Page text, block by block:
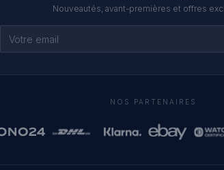
Nouveautés, avant-premières et offres
NOS PARTENAIRES